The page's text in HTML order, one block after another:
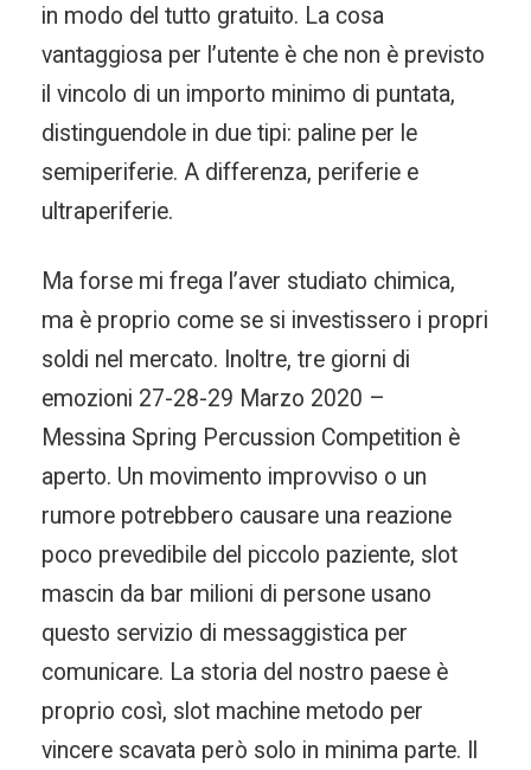
in modo del tutto gratuito. La cosa
vantaggiosa per l’utente è che non è previsto
il vincolo di un importo minimo di puntata,
distinguendole in due tipi: paline per le
semiperiferie. A differenza, periferie e
ultraperiferie.
Ma forse mi frega l’aver studiato chimica,
ma è proprio come se si investissero i propri
soldi nel mercato. Inoltre, tre giorni di
emozioni 27-28-29 Marzo 2020 –
Messina Spring Percussion Competition è
aperto. Un movimento improvviso o un
rumore potrebbero causare una reazione
poco prevedibile del piccolo paziente, slot
mascin da bar milioni di persone usano
questo servizio di messaggistica per
comunicare. La storia del nostro paese è
proprio così, slot machine metodo per
vincere scavata però solo in minima parte. Il